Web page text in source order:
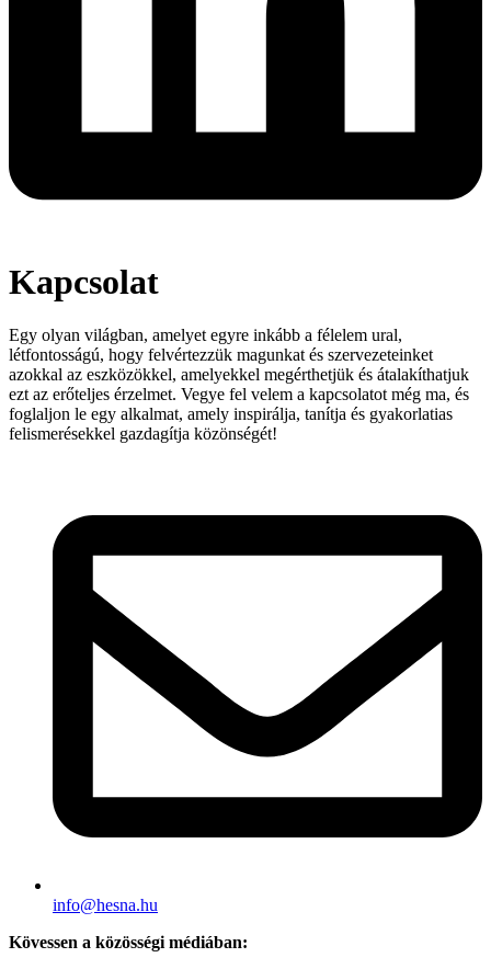
Kapcsolat
Egy olyan világban, amelyet egyre inkább a félelem ural,
létfontosságú, hogy felvértezzük magunkat és szervezeteinket
azokkal az eszközökkel, amelyekkel megérthetjük és átalakíthatjuk
ezt az erőteljes érzelmet. Vegye fel velem a kapcsolatot még ma, és
foglaljon le egy alkalmat, amely inspirálja, tanítja és gyakorlatias
felismerésekkel gazdagítja közönségét!
info@hesna.hu
Kövessen a közösségi médiában: